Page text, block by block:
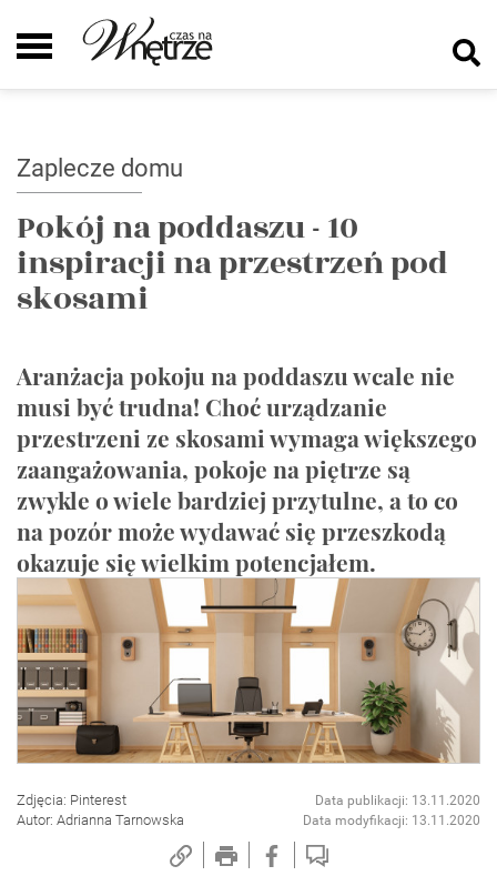
Zaplecze domu
Pokój na poddaszu - 10
inspiracji na przestrzeń pod
skosami
Aranżacja pokoju na poddaszu wcale nie
musi być trudna! Choć urządzanie
przestrzeni ze skosami wymaga większego
zaangażowania, pokoje na piętrze są
zwykle o wiele bardziej przytulne, a to co
na pozór może wydawać się przeszkodą
okazuje się wielkim potencjałem.
Zdjęcia: Pinterest
Autor: Adrianna Tarnowska
Data publikacji: 13.11.2020
Data modyfikacji: 13.11.2020